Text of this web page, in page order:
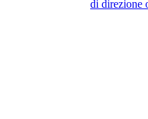
di direzione